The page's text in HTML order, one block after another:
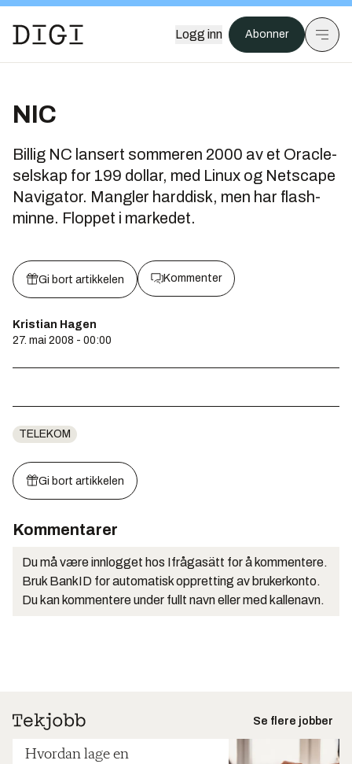
Logg inn Abonner
NIC
Billig NC lansert sommeren 2000 av et Oracle-
selskap for 199 dollar, med Linux og Netscape
Navigator. Mangler harddisk, men har flash-
minne. Floppet i markedet.
Gi bort artikkelen Kommenter
Kristian Hagen
27. mai 2008 - 00:00
TELEKOM
Gi bort artikkelen
Kommentarer
Du må være innlogget hos Ifrågasätt for å kommentere.
Bruk BankID for automatisk oppretting av brukerkonto.
Du kan kommentere under fullt navn eller med kallenavn.
Se flere jobber
Hvordan lage en